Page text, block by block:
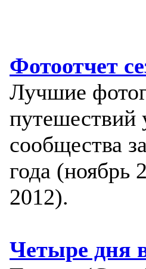
Фотоотчет
Лучшие
путешествий
сообщества
года (ноябрь
2012).
Четыре дня